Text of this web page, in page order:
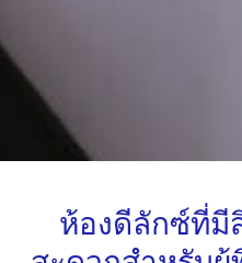
ห้องดีลักซ์ที่มี